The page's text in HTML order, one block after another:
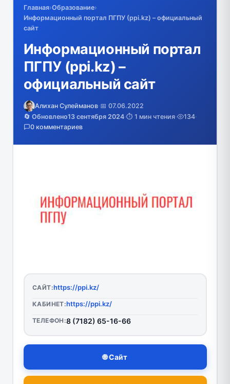
Главная›Образование›
Информационный портал ПГПУ (ppi.kz) – официальный
сайт
Информационный портал
ПГПУ (ppi.kz) –
официальный сайт
Алихан Сулейманов·📅 07.06.2022
🔄 Обновлено13 сентября 2024·⏱️ 1 мин чтения· 134·
0 комментариев
САЙТ:https://ppi.kz/
КАБИНЕТ:https://ppi.kz/
ТЕЛЕФОН:8 (7182) 65-16-66
🌐 Сайт